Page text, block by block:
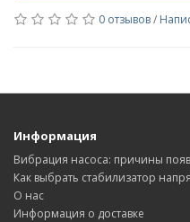
0 отзывов/
Информация
Вибрация насоса: причины
Как выбрать стабилизатор
О нас
Информация о доставке